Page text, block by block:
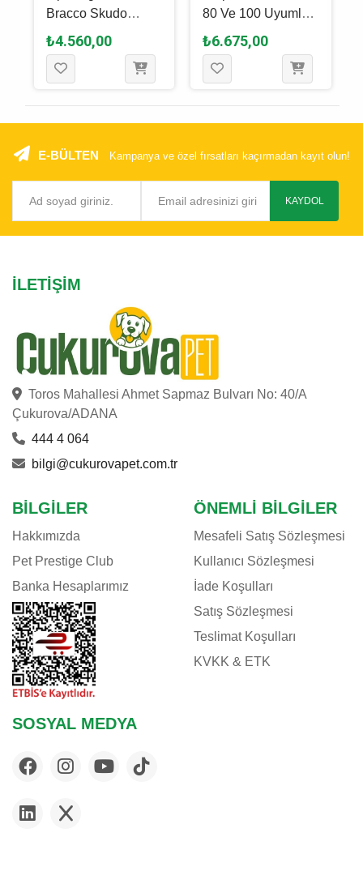
Bracco Skudo
Taşıma Çantası
Tekerleği
₺4.560,00
80 Ve 100 Uyumlu
L442 Tekerlek Seti
₺6.675,00
E-BÜLTEN Kampanya ve özel fırsatları kaçırmadan kayıt olun!
KAYDOL
İLETIŞIM
Toros Mahallesi Ahmet Sapmaz Bulvarı No: 40/A
Çukurova/ADANA
444 4 064
bilgi@cukurovapet.com.tr
BILGILER
Hakkımızda
Pet Prestige Club
Banka Hesaplarımız
ÖNEMLI BILGILER
Mesafeli Satış Sözleşmesi
Kullanıcı Sözleşmesi
İade Koşulları
Satış Sözleşmesi
Teslimat Koşulları
KVKK & ETK
SOSYAL MEDYA